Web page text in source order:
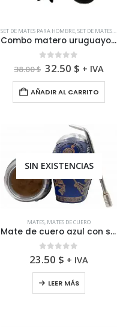
SET DE MATES PARA HOMBRE,SET DE MATES PARA MUJER
Combo matero uruguayo premium
fuera de 5
38.00$ El
original
era:
38.00 $.
32.50 $El
actual
es:
32.50 $.
+ IVA
AÑADIR AL CARRITO
SIN EXISTENCIAS
MATES, MATES DE CUERO
Mate de cuero azul con símbolo mas base y bombilla
0fuera de 5
23.50 $ + IVA
LEER MÁS